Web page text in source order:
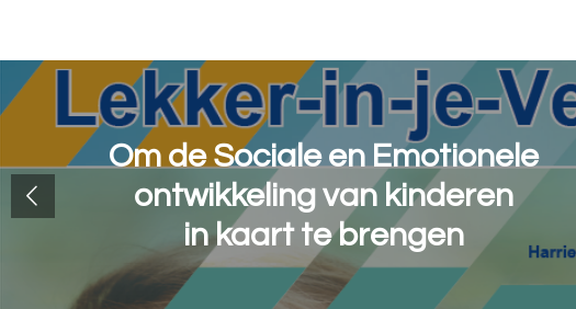
Om de Sociale en Emotionele
ontwikkeling van kinderen
in kaart te brengen